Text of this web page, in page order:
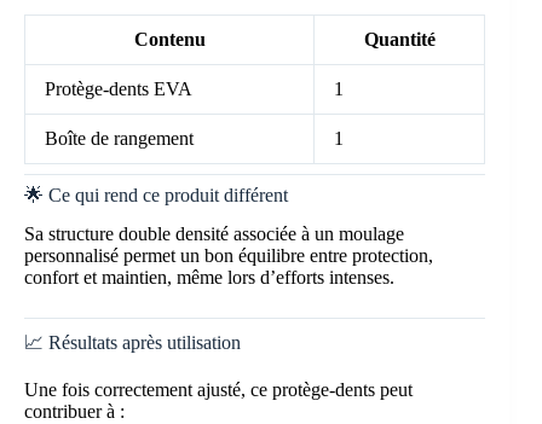
Contenu Quantité
Protège-dents EVA 1
Boîte de rangement 1
🌟 Ce qui rend ce produit différent
Sa structure double densité associée à un moulage
personnalisé permet un bon équilibre entre protection,
confort et maintien, même lors d’efforts intenses.
📈 Résultats après utilisation
Une fois correctement ajusté, ce protège-dents peut
contribuer à :